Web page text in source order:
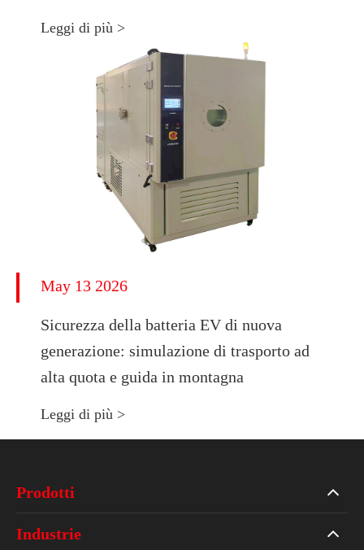
Leggi di più >
May 13 2026
Sicurezza della batteria EV di nuova
generazione: simulazione di trasporto ad
alta quota e guida in montagna
Leggi di più >
Prodotti
Industrie